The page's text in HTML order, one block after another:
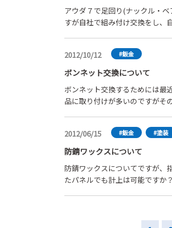
アウダ７で足回り(ナックル・
すが自社で組み付け交換をし、
なもんなんでしょうか？！
2012/10/12 #鈑金
ボンネット交換について
ボンネット交換するためには最
品に取り付けが多いのですがそ
2012/06/15 #鈑金 #塗装
防錆ワックスについて
防錆ワックスについてですが、
たパネルでも計上は可能です